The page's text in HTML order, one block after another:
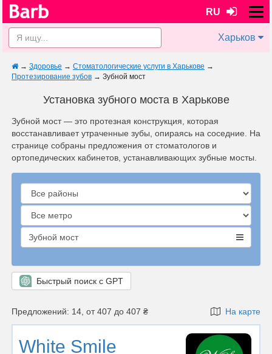
RU
Харьков
→ Здоровье → Стоматологические услуги в Харькове →
Протезирование зубов → Зубной мост
Установка зубного моста в Харькове
Зубной мост — это протезная конструкция, которая
восстанавливает утраченные зубы, опираясь на соседние. На
странице собраны предложения от стоматологов и
ортопедических кабинетов, устанавливающих зубные мосты.
Зубной мост
Быстрый поиск с GPT
Предложений: 14, от 407 до 407 ₴ На карте
White Smile